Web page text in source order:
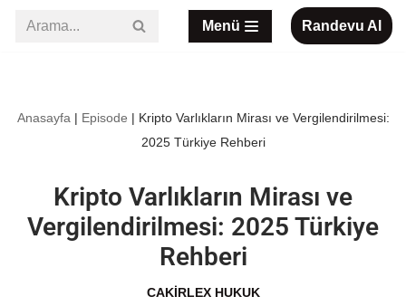
Menü Randevu Al
Anasayfa | Episode | Kripto Varlıkların Mirası ve Vergilendirilmesi:
2025 Türkiye Rehberi
Kripto Varlıkların Mirası ve
Vergilendirilmesi: 2025 Türkiye
Rehberi
CAKIRLEX HUKUK